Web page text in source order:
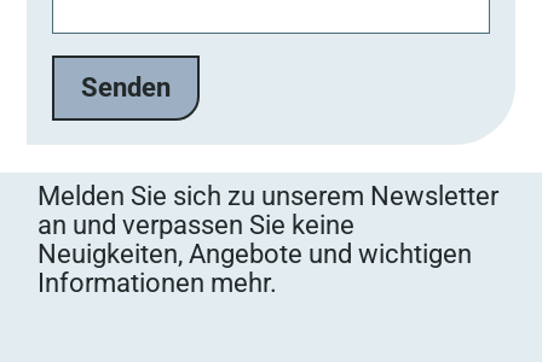
Melden Sie sich zu unserem Newsletter
an und verpassen Sie keine
Neuigkeiten, Angebote und wichtigen
Informationen mehr.